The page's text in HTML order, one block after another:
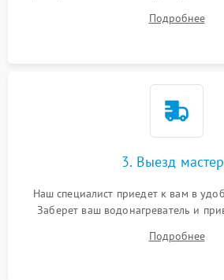
Подробнее
3. Выезд
Наш специалист приедет к вам в
Заберет ваш водонагреватель и
Подробнее